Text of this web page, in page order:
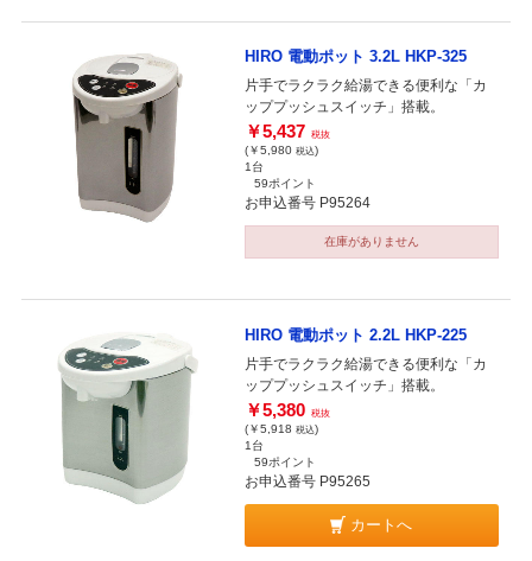
HIRO 電動ポット 3.2L HKP-325
片手でラクラク給湯できる便利な「カ
ッププッシュスイッチ」搭載。
￥5,437 税抜
(￥5,980 税込)
1台
59ポイント
お申込番号 P95264
在庫がありません
HIRO 電動ポット 2.2L HKP-225
片手でラクラク給湯できる便利な「カ
ッププッシュスイッチ」搭載。
￥5,380 税抜
(￥5,918 税込)
1台
59ポイント
お申込番号 P95265
カートへ